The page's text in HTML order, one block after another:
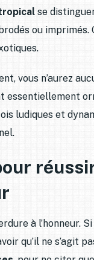
se
ou imprimés.
vous n’aurez
essentiellement
ludiques et
à l’honneur.
qu’il ne s’agit